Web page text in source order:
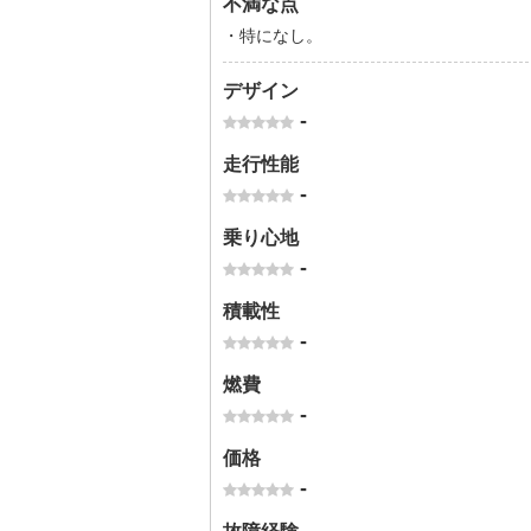
不満な点
・特になし。
デザイン
-
走行性能
-
乗り心地
-
積載性
-
燃費
-
価格
-